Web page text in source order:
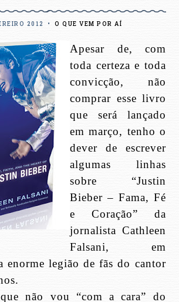
2012 • O QUE VEM POR AÍ
Apesar de, com
toda certeza e toda
convicção, não
comprar esse livro
que será lançado
em março, tenho o
dever de escrever
algumas linhas
sobre “Justin
Bieber – Fama, Fé
e Coração” da
jornalista Cathleen
Falsani, em
enorme legião de fãs do cantor
não vou “com a cara” do